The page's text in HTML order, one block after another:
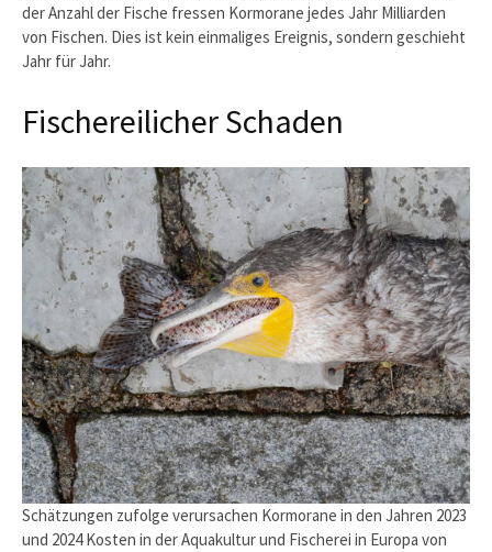
der Anzahl der Fische fressen Kormorane jedes Jahr Milliarden
von Fischen. Dies ist kein einmaliges Ereignis, sondern geschieht
Jahr für Jahr.
Fischereilicher Schaden
Schätzungen zufolge verursachen Kormorane in den Jahren 2023
und 2024 Kosten in der Aquakultur und Fischerei in Europa von